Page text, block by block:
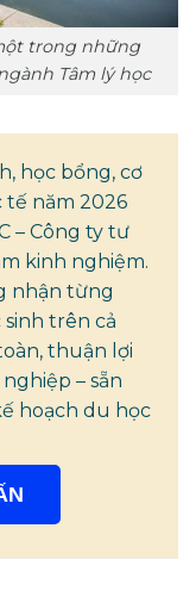
trong những
Tâm lý học
học bổng, cơ
tế năm 2026
– Công ty tư
kinh nghiệm.
nhận từng
trên cả
thuận lợi
– sẵn
hoạch du học